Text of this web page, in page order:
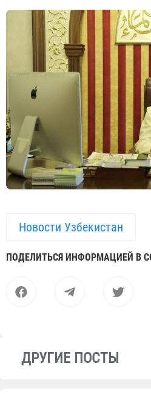
Новости Узбекистан
ПОДЕЛИТЬСЯ ИНФОРМАЦИЕЙ В
ДРУГИЕ ПОСТЫ